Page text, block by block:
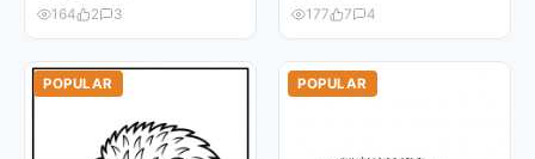
164
2 3
177
7 4
POPULAR POPULAR